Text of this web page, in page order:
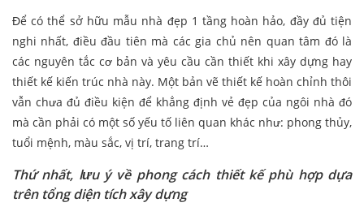
Để có thể sở hữu mẫu nhà đẹp 1 tầng hoàn hảo, đầy đủ tiện
nghi nhất, điều đầu tiên mà các gia chủ nên quan tâm đó là
các nguyên tắc cơ bản và yêu cầu cần thiết khi xây dựng hay
thiết kế kiến trúc nhà này. Một bản vẽ thiết kế hoàn chỉnh thôi
vẫn chưa đủ điều kiện để khẳng định vẻ đẹp của ngôi nhà đó
mà cần phải có một số yếu tố liên quan khác như: phong thủy,
tuổi mệnh, màu sắc, vị trí, trang trí…
Thứ nhất, lưu ý về phong cách thiết kế phù hợp dựa
trên tổng diện tích xây dựng